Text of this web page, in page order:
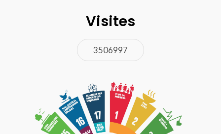
Visites
3506997